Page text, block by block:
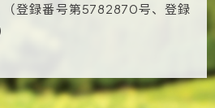
（登録番号第5782870号、登録